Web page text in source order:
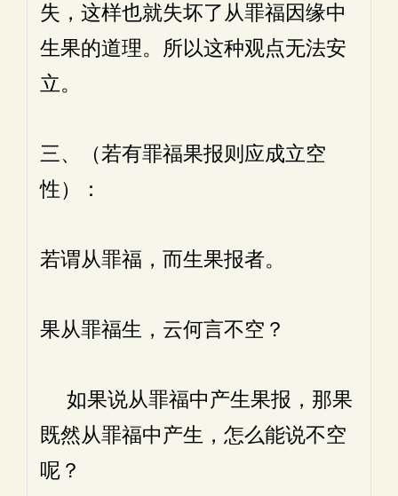
失，这样也就失坏了从罪福因缘中
生果的道理。所以这种观点无法安
立。
三、（若有罪福果报则应成立空
性）：
若谓从罪福，而生果报者。
果从罪福生，云何言不空？
如果说从罪福中产生果报，那果
既然从罪福中产生，怎么能说不空
呢？